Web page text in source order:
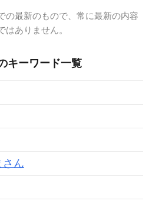
の最新のもので、常に最新の内容
ありません。
キーワード一覧
さん